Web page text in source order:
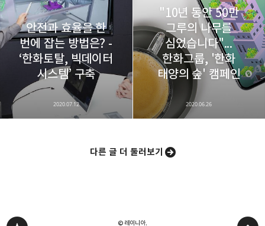
안전과 효율을 한
번에 잡는 방법은? -
‘한화토탈, 빅데이터
시스템’ 구축
2020.07.12
"10년 동안 50만
그루의 나무를
심었습니다"...
한화그룹, '한화
태양의 숲' 캠페인
2020.06.26
다른 글 더 둘러보기
© 레이니아.